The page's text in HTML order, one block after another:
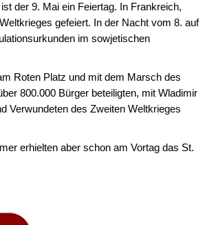
der 9. Mai ein Feiertag. In Frankreich,
gefeiert. In der Nacht vom 8. auf
im sowjetischen
Roten Platz und mit dem Marsch des
800.000 Bürger beteiligten, mit Wladimir
Verwundeten des Zweiten Weltkrieges
erhielten aber schon am Vortag das St.